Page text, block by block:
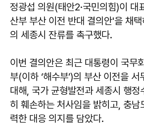
정광섭 의원(태안2·국민의힘)이 대
산부 부산 이전 반대 결의안'을 채
의 세종시 잔류를 촉구했다.
이번 결의안은 최근 대통령이 국무
부(이하 ‘해수부’)의 부산 이전을 서
대해, 국가 균형발전과 세종시 행정
히 훼손하는 처사임을 밝히고, 충남
력한 대응 의지를 담았다.